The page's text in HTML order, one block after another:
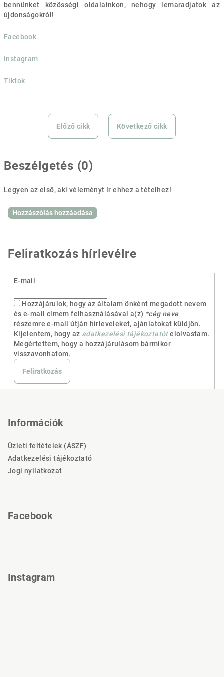
bennünket közösségi oldalainkon, nehogy lemaradjatok az
újdonságokról!
Facebook
Instagram
Tiktok
Előző cikk Következő cikk
Beszélgetés (0)
Legyen az első, aki véleményt ír ehhez a tételhez!
Hozzászólás hozzáadása
Feliratkozás hírlevélre
E-mail
Hozzájárulok, hogy az általam önként megadott nevem
és e-mail címem felhasználásával a(z) *cég neve
részemre e-mail útján hírleveleket, ajánlatokat küldjön.
Kijelentem, hogy az adatkezelési tájékoztatót elolvastam.
Megértettem, hogy a hozzájárulásom bármikor
visszavonhatom.
Feliratkozás
Információk
Üzleti feltételek (ÁSZF)
Adatkezelési tájékoztató
Jogi nyilatkozat
Facebook
Instagram